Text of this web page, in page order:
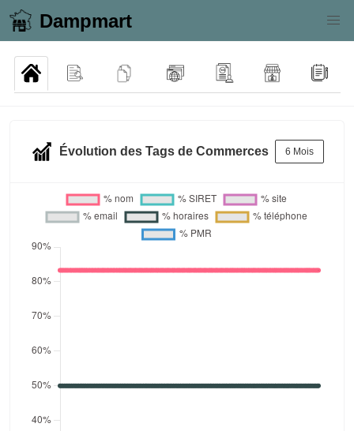
Dampmart
Évolution des Tags de Commerces 6 Mois